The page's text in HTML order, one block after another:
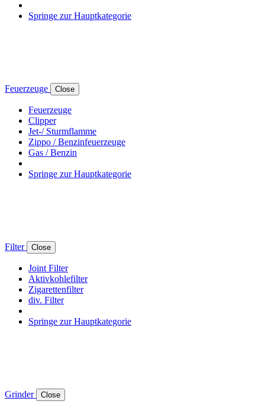
Springe zur Hauptkategorie
Feuerzeuge Close
Feuerzeuge
Clipper
Jet-/ Sturmflamme
Zippo / Benzinfeuerzeuge
Gas / Benzin
Springe zur Hauptkategorie
Filter Close
Joint Filter
Aktivkohlefilter
Zigarettenfilter
div. Filter
Springe zur Hauptkategorie
Grinder Close